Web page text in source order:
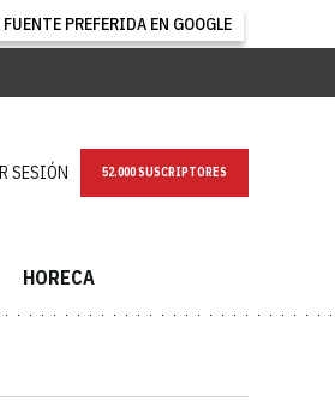
PREFERIDA EN GOOGLE
SESIÓN NEWSLETTER
HORECA